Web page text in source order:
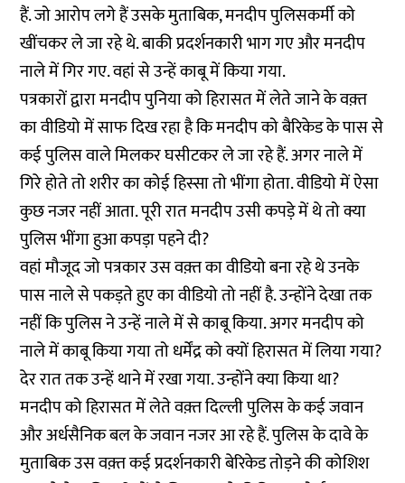
हैं. जो आरोप लगे हैं उसके मुताबिक, मनदीप पुलिसकर्मी को
खींचकर ले जा रहे थे. बाकी प्रदर्शनकारी भाग गए और मनदीप
नाले में गिर गए. वहां से उन्हें काबू में किया गया.
पत्रकारों द्वारा मनदीप पुनिया को हिरासत में लेते जाने के वक़्त
का वीडियो में साफ दिख रहा है कि मनदीप को बैरिकेड के पास से
कई पुलिस वाले मिलकर घसीटकर ले जा रहे हैं. अगर नाले में
गिरे होते तो शरीर का कोई हिस्सा तो भींगा होता. वीडियो में ऐसा
कुछ नजर नहीं आता. पूरी रात मनदीप उसी कपड़े में थे तो क्या
पुलिस भींगा हुआ कपड़ा पहने दी?
वहां मौजूद जो पत्रकार उस वक़्त का वीडियो बना रहे थे उनके
पास नाले से पकड़ते हुए का वीडियो तो नहीं है. उन्होंने देखा तक
नहीं कि पुलिस ने उन्हें नाले में से काबू किया. अगर मनदीप को
नाले में काबू किया गया तो धर्मेंद्र को क्यों हिरासत में लिया गया?
देर रात तक उन्हें थाने में रखा गया. उन्होंने क्या किया था?
मनदीप को हिरासत में लेते वक़्त दिल्ली पुलिस के कई जवान
और अर्धसैनिक बल के जवान नजर आ रहे हैं. पुलिस के दावे के
मुताबिक उस वक़्त कई प्रदर्शनकारी बेरिकेड तोड़ने की कोशिश